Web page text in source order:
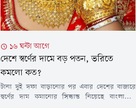
১৬ ঘন্টা আগে
দেশে স্বর্ণের দামে বড় পতন, ভরিতে
কমলো কত?
টানা দুই দফা বাড়ানোর পর এবার দেশের বাজারে
স্বর্ণের দাম কমানোর সিদ্ধান্ত নিয়েছে বাংলাদেশ